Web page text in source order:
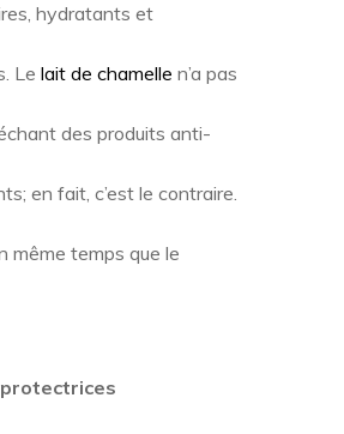
hydratants et
Le lait de chamelle n’a pas
des produits anti-
en fait, c’est le contraire.
même temps que le